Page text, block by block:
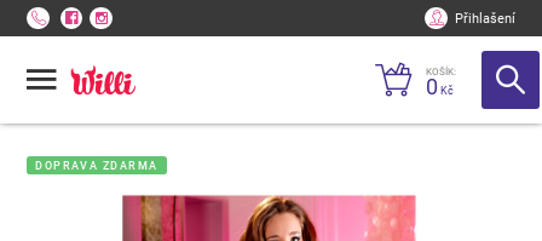
Přihlašení
KOŠÍK:
0 Kč
DOPRAVA ZDARMA